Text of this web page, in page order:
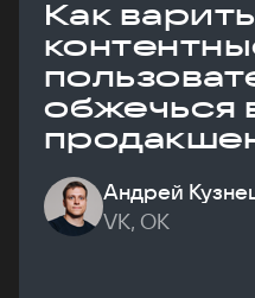
Как варить
обжечься
Андрей
VK, ОК